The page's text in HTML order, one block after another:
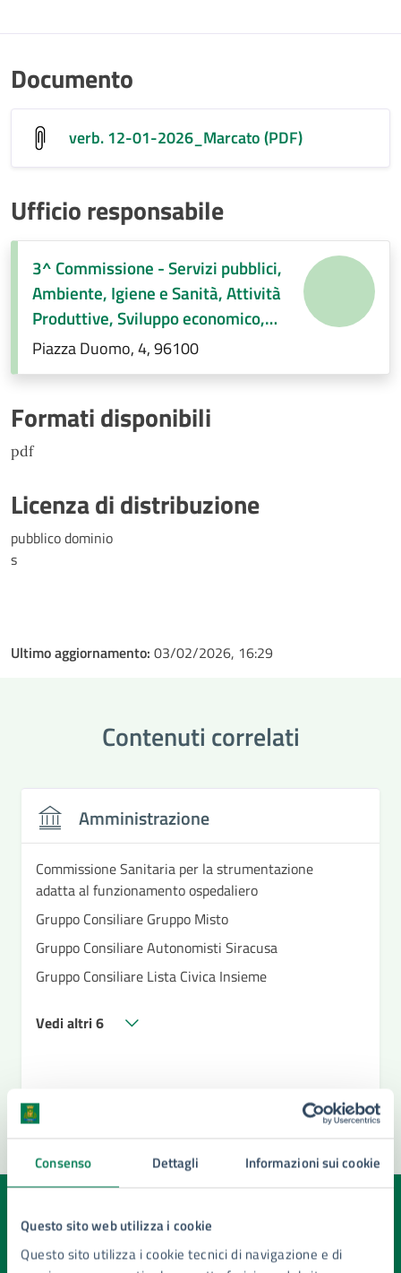
Consenso Dettagli Informazioni sui cookie
Questo sito web utilizza i cookie
Questo sito utilizza i cookie tecnici di navigazione e di
Documento
verb. 12-01-2026_Marcato (PDF)
Ufficio responsabile
3^ Commissione - Servizi pubblici,
Ambiente, Igiene e Sanità, Attività
Produttive, Sviluppo economico,
Regolamenti di competenza.
Piazza Duomo, 4, 96100
Formati disponibili
pdf
Licenza di distribuzione
pubblico dominio
s
Ultimo aggiornamento: 03/02/2026, 16:29
Contenuti correlati
Amministrazione
Commissione Sanitaria per la strumentazione
adatta al funzionamento ospedaliero
Gruppo Consiliare Gruppo Misto
Gruppo Consiliare Autonomisti Siracusa
Gruppo Consiliare Lista Civica Insieme
Vedi altri 6
Quanto sono chiare le informazioni su questa
pagina?